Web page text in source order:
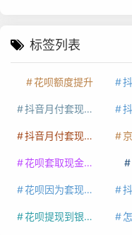
标签列表
花呗额度提升 抖
抖音月付套现多少手续费 抖
抖音月付套现最新方法
花呗套取现金最佳方法
花呗因为套现被限额了这种情况要多久才会好 抖
花呗提现到银行卡 怎